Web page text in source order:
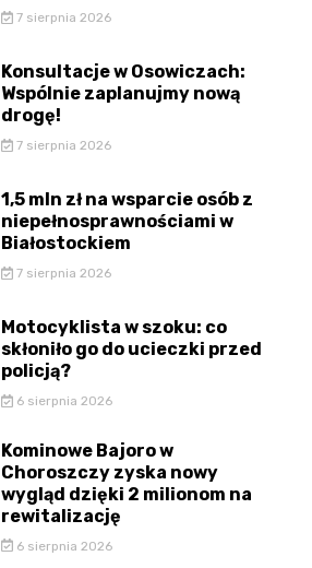
7 sierpnia 2026
Konsultacje w Osowiczach:
Wspólnie zaplanujmy nową
drogę!
7 sierpnia 2026
1,5 mln zł na wsparcie osób z
niepełnosprawnościami w
Białostockiem
7 sierpnia 2026
Motocyklista w szoku: co
skłoniło go do ucieczki przed
policją?
6 sierpnia 2026
Kominowe Bajoro w
Choroszczy zyska nowy
wygląd dzięki 2 milionom na
rewitalizację
6 sierpnia 2026